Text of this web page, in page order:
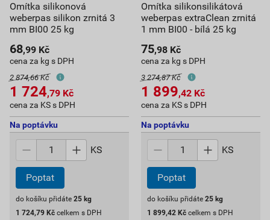
Omítka silikonová
weberpas silikon zrnitá 3
mm BI00 25 kg
68,99 Kč
cena za kg s DPH
2 874,66 Kč
1 724,79 Kč
cena za KS s DPH
Na poptávku
KS
Poptat
do košíku přidáte 25 kg
1 724,79 Kč celkem s DPH
Omítka silikonsilikátová
weberpas extraClean zrnitá
1 mm BI00 - bílá 25 kg
75,98 Kč
cena za kg s DPH
3 274,87 Kč
1 899,42 Kč
cena za KS s DPH
Na poptávku
KS
Poptat
do košíku přidáte 25 kg
1 899,42 Kč celkem s DPH